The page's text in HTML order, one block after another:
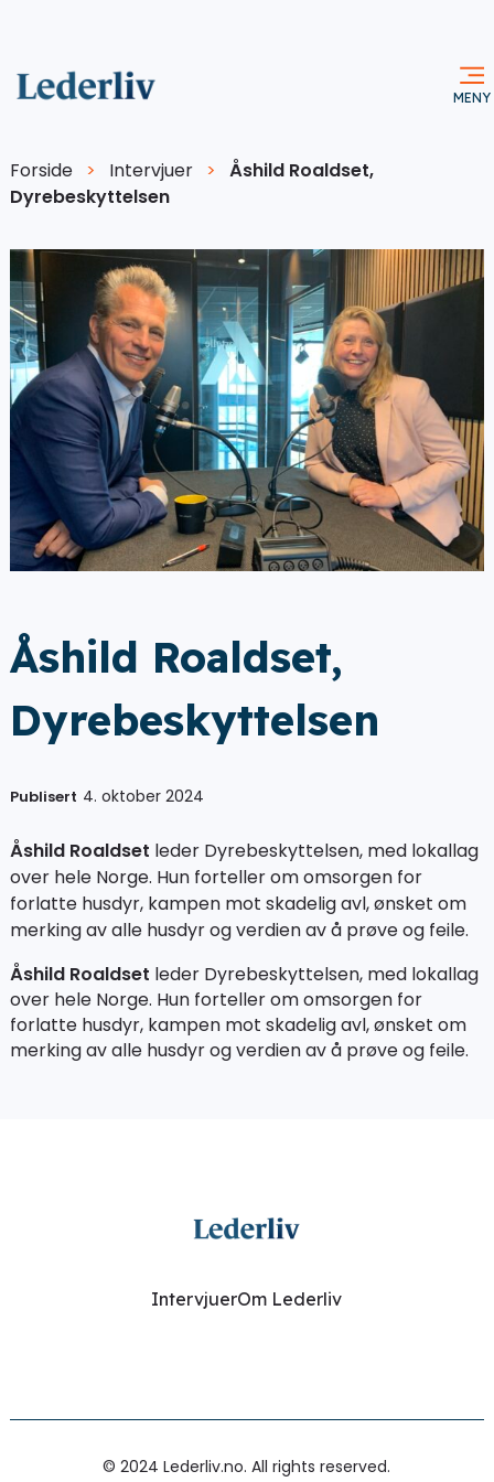
Forside > Intervjuer >
Åshild Roaldset,
Dyrebeskyttelsen
Åshild Roaldset,
Dyrebeskyttelsen
Publisert 4. oktober 2024
Åshild Roaldset leder Dyrebeskyttelsen, med lokallag
over hele Norge. Hun forteller om omsorgen for
forlatte husdyr, kampen mot skadelig avl, ønsket om
merking av alle husdyr og verdien av å prøve og feile.
Åshild Roaldset leder Dyrebeskyttelsen, med lokallag
over hele Norge. Hun forteller om omsorgen for
forlatte husdyr, kampen mot skadelig avl, ønsket om
merking av alle husdyr og verdien av å prøve og feile.
IntervjuerOm Lederliv
© 2024 Lederliv.no. All rights reserved.